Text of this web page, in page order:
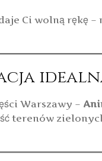
Ci wolną rękę
Warszawy –
terenów